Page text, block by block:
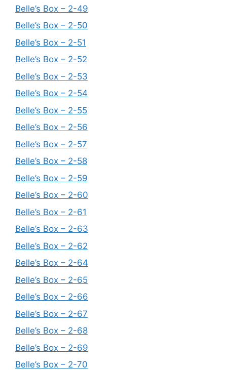
Belle’s Box – 2-49
Belle’s Box – 2-50
Belle’s Box – 2-51
Belle’s Box – 2-52
Belle’s Box – 2-53
Belle’s Box – 2-54
Belle’s Box – 2-55
Belle’s Box – 2-56
Belle’s Box – 2-57
Belle’s Box – 2-58
Belle’s Box – 2-59
Belle’s Box – 2-60
Belle’s Box – 2-61
Belle’s Box – 2-63
Belle’s Box – 2-62
Belle’s Box – 2-64
Belle’s Box – 2-65
Belle’s Box – 2-66
Belle’s Box – 2-67
Belle’s Box – 2-68
Belle’s Box – 2-69
Belle’s Box – 2-70